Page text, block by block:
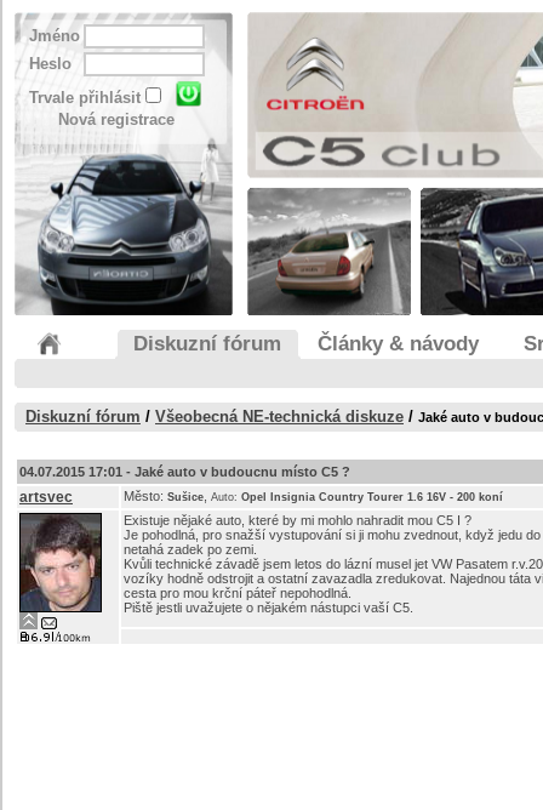
Jméno
Heslo
Trvale přihlásit
Nová registrace
Diskuzní fórum Články & návody
Diskuzní fórum / Všeobecná NE-technická diskuze / Jaké auto v
04.07.2015 17:01 - Jaké auto v budoucnu místo C5 ?
artsvec Město: Sušice Auto: Opel Insignia Country Tourer 1.6 16V - 200 koní
Existuje nějaké auto, které by mi mohlo nahradit mou C5 I ?
Je pohodlná, pro snažší vystupování si ji mohu zvednout, když jedu
netahá zadek po zemi.
Kvůli technické závadě jsem letos do lázní musel jet VW Pasatem
vozíky hodně odstrojit a ostatní zavazadla zredukovat. Najednou
cesta pro mou krční páteř nepohodlná.
Piště jestli uvažujete o nějakém nástupci vaší C5.